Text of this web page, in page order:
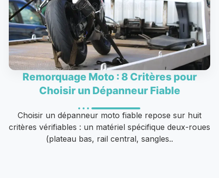
Remorquage Moto : 8 Critères pour
Choisir un Dépanneur Fiable
Choisir un dépanneur moto fiable repose sur huit
critères vérifiables : un matériel spécifique deux-roues
(plateau bas, rail central, sangles..